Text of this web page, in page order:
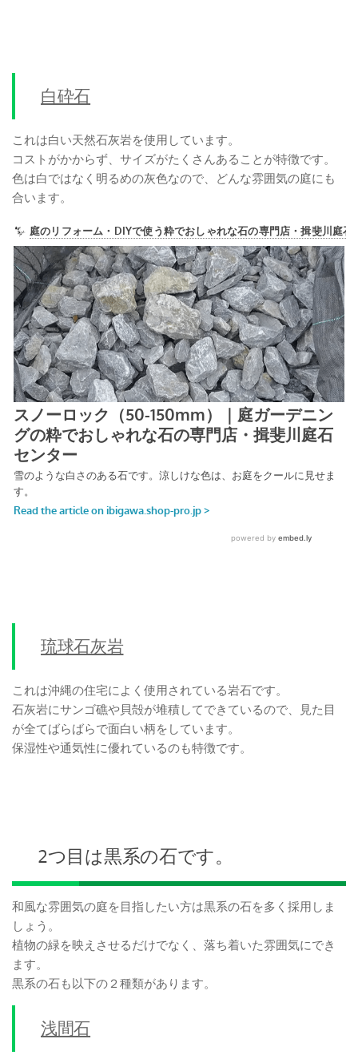
白砕石
これは白い天然石灰岩を使用しています。
コストがかからず、サイズがたくさんあることが特徴です。
色は白ではなく明るめの灰色なので、どんな雰囲気の庭にも
合います。
琉球石灰岩
これは沖縄の住宅によく使用されている岩石です。
石灰岩にサンゴ礁や貝殻が堆積してできているので、見た目
が全てばらばらで面白い柄をしています。
保湿性や通気性に優れているのも特徴です。
2つ目は黒系の石です。
和風な雰囲気の庭を目指したい方は黒系の石を多く採用しま
しょう。
植物の緑を映えさせるだけでなく、落ち着いた雰囲気にでき
ます。
黒系の石も以下の２種類があります。
浅間石